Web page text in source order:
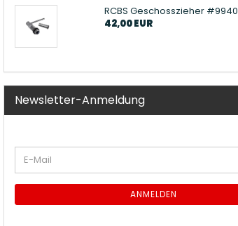
RCBS Geschosszieher #9940
42,00 EUR
Newsletter-Anmeldung
WEITER
ZUR
NEWSLETTER-
ANMELDUNG
E-
Mail
ANMELDEN